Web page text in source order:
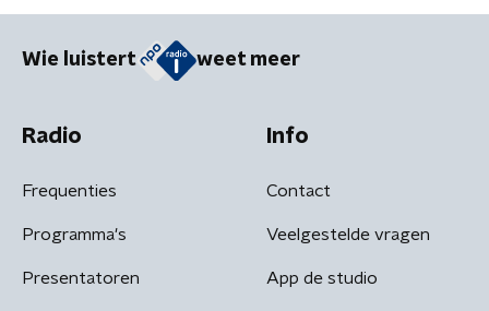
Wie luistert weet meer
Radio
Frequenties
Programma's
Presentatoren
Info
Contact
Veelgestelde vragen
App de studio